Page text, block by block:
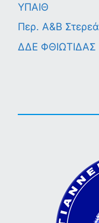
ΥΠΑΙΘ
Περ. A&B
ΔΔΕ ΦΘΙΩΤΙΔΑΣ